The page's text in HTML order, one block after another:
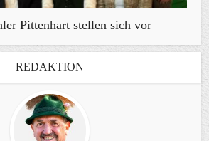
Pittenhart stellen sich vor
REDAKTION